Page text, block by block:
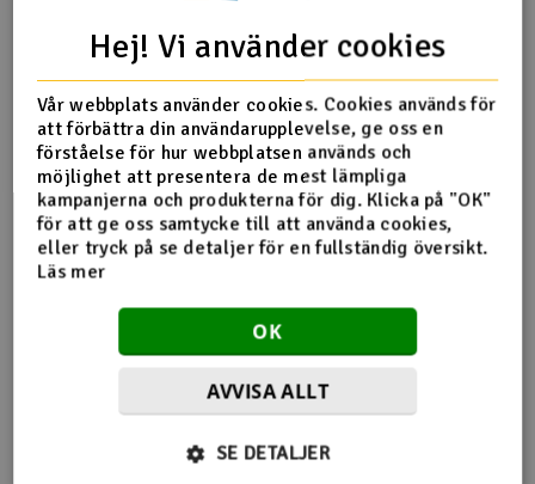
Produktrecensioner
Veldig fornøyd
06.10.2020 av Knut Richard V.
Mye lettere å bruke enn den originale. Løsner lett etter at
den er blitt kald og sitter godt under print.
Detta hjälpte mig 1
Huff og huff
Hej! Vi använder cookies
Vår webbplats använder cookies. Cookies används för
att förbättra din användarupplevelse, ge oss en
förståelse för hur webbplatsen används och
möjlighet att presentera de mest lämpliga
kampanjerna och produkterna för dig. Klicka på "OK"
för att ge oss samtycke till att använda cookies,
eller tryck på se detaljer för en fullständig översikt.
Läs mer
OK
AVVISA ALLT
SE DETALJER